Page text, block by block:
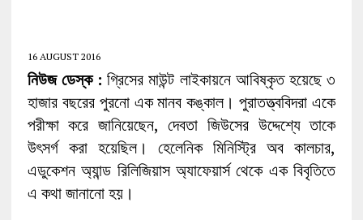
16 AUGUST 2016
নিউজ ডেস্ক : গ্রিসের মাউন্ট লাইকায়নে আবিষ্কৃত হয়েছে ৩
হাজার বছরের পুরনো এক মানব কঙ্কাল। পুরাতত্ত্ববিদরা একে
পরীক্ষা করে জানিয়েছেন, দেবতা জিউসের উদ্দেশ্যে তাকে
উৎসর্গ করা হয়েছিল। হেলেনিক মিনিস্ট্রি অব কালচার,
এডুকেশন অ্যান্ড রিলিজিয়াস অ্যাফেয়ার্স থেকে এক বিবৃতিতে
এ কথা জানানো হয়।